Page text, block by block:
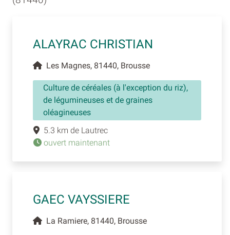
ALAYRAC CHRISTIAN
Les Magnes, 81440, Brousse
Culture de céréales (à l'exception du riz),
de légumineuses et de graines
oléagineuses
5.3 km de Lautrec
ouvert maintenant
GAEC VAYSSIERE
La Ramiere, 81440, Brousse